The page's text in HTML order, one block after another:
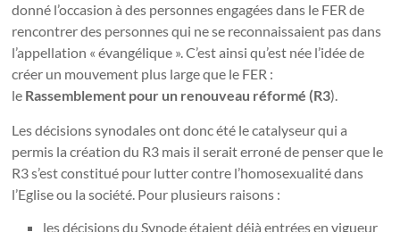
donné l’occasion à des personnes engagées dans le FER de
rencontrer des personnes qui ne se reconnaissaient pas dans
l’appellation « évangélique ». C’est ainsi qu’est née l’idée de
créer un mouvement plus large que le FER :
le Rassemblement pour un renouveau réformé (R3).
Les décisions synodales ont donc été le catalyseur qui a
permis la création du R3 mais il serait erroné de penser que le
R3 s’est constitué pour lutter contre l’homosexualité dans
l’Eglise ou la société. Pour plusieurs raisons :
les décisions du Synode étaient déjà entrées en vigueur